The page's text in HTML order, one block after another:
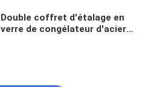
Double coffret d'étalage en
verre de congélateur d'acier